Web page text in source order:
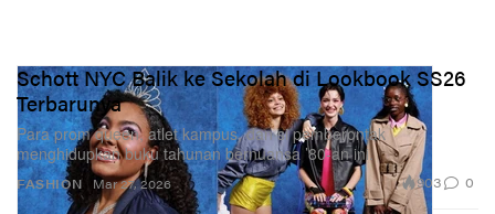
FASHION
Schott NYC Balik ke Sekolah di Lookbook SS26
Terbarunya
Para prom queen, atlet kampus, dan si pemberontak
menghidupkan buku tahunan bernuansa ’80-an ini.
Mar 27, 2026 903 0